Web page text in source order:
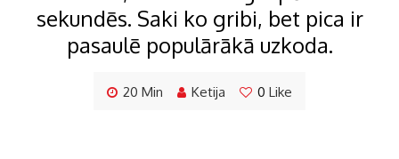
sekundēs. Saki ko gribi, bet pica ir
pasaulē populārākā uzkoda.
20 Min Ketija 0 Like